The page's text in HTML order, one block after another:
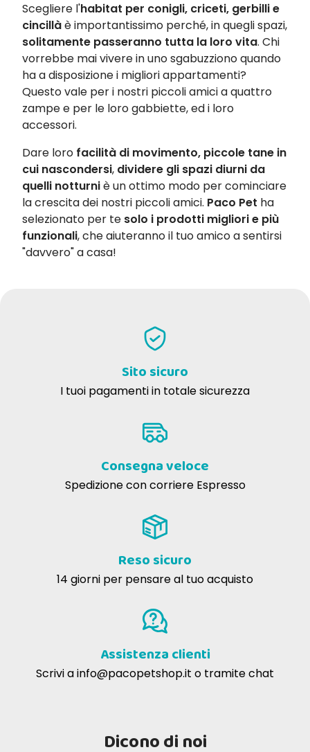
Scegliere l'habitat per conigli, criceti, gerbilli e
cincillàè importantissimo perché, in quegli spazi,
solitamente passeranno tutta la loro vita. Chi
vorrebbe mai vivere in uno sgabuzziono quando
ha a disposizione i migliori appartamenti?
Questo vale per i nostri piccoli amici a quattro
zampe e per le loro gabbiette, ed i loro
accessori.
Dare loro facilità di movimento, piccole tane in
cui nascondersi, dividere gli spazi diurni da
quelli notturniè un ottimo modo per cominciare
la crescita dei nostri piccoli amici. Paco Pet ha
selezionato per te solo i prodotti migliori e più
funzionali, che aiuteranno il tuo amico a sentirsi
"davvero" a casa!
Sito sicuro
I tuoi pagamenti in totale sicurezza
Consegna veloce
Spedizione con corriere Espresso
Reso sicuro
14 giorni per pensare al tuo acquisto
Assistenza clienti
Scrivi ainfo@pacopetshop.it o tramite chat
Dicono di noi